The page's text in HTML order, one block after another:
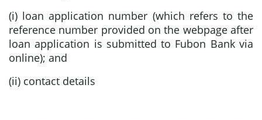
(i) loan application number (which refers to the
reference number provided on the webpage after
loan application is submitted to Fubon Bank via
online); and
(ii) contact details